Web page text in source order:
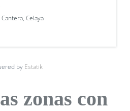
Celaya
by Estatik
zonas con